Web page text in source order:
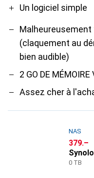
Un logiciel simple
Malheureusement
(claquement au
bien audible)
2 GO DE MÉMOIRE
Assez cher à
NAS
CHF
379.–
0 TB